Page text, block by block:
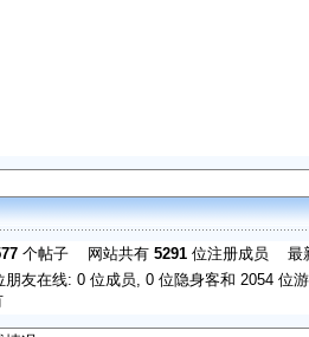
个帖子 网站共有 5291 位注册成员 最
友在线: 0 位成员, 0 位隐身客和 2054